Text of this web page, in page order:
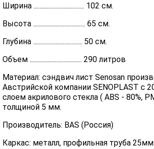
Ширина .................................. 102 см.
Высота ................................... 65 см.
Глубина ................................. 50 см.
Объем ................................... 290 литров
Материал: сэндвич лист Senosan
Австрийской компании SENOPLAST c
слоем акрилового стекла ( ABS - 80%,
толщиной 5 мм.
Производитель: BAS (Россия)
Каркас: металл, профильная труба